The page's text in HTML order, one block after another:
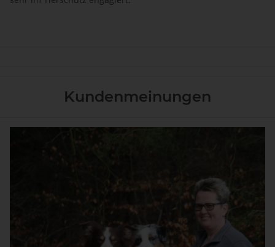
Kundenmeinungen